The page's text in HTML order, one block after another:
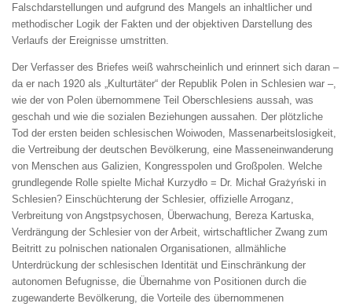
Falschdarstellungen und aufgrund des Mangels an inhaltlicher und
methodischer Logik der Fakten und der objektiven Darstellung des
Verlaufs der Ereignisse umstritten.
Der Verfasser des Briefes weiß wahrscheinlich und erinnert sich daran –
da er nach 1920 als „Kulturtäter“ der Republik Polen in Schlesien war –,
wie der von Polen übernommene Teil Oberschlesiens aussah, was
geschah und wie die sozialen Beziehungen aussahen. Der plötzliche
Tod der ersten beiden schlesischen Woiwoden, Massenarbeitslosigkeit,
die Vertreibung der deutschen Bevölkerung, eine Masseneinwanderung
von Menschen aus Galizien, Kongresspolen und Großpolen. Welche
grundlegende Rolle spielte Michał Kurzydło = Dr. Michał Grażyński in
Schlesien? Einschüchterung der Schlesier, offizielle Arroganz,
Verbreitung von Angstpsychosen, Überwachung, Bereza Kartuska,
Verdrängung der Schlesier von der Arbeit, wirtschaftlicher Zwang zum
Beitritt zu polnischen nationalen Organisationen, allmähliche
Unterdrückung der schlesischen Identität und Einschränkung der
autonomen Befugnisse, die Übernahme von Positionen durch die
zugewanderte Bevölkerung, die Vorteile des übernommenen